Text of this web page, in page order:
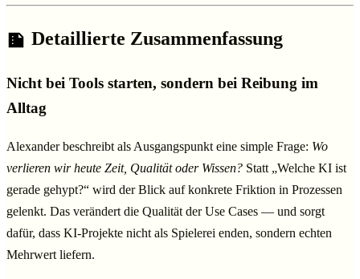
Detaillierte Zusammenfassung
Nicht bei Tools starten, sondern bei Reibung im
Alltag
Alexander beschreibt als Ausgangspunkt eine simple Frage: Wo
verlieren wir heute Zeit, Qualität oder Wissen? Statt „Welche KI ist
gerade gehypt?“ wird der Blick auf konkrete Friktion in Prozessen
gelenkt. Das verändert die Qualität der Use Cases — und sorgt
dafür, dass KI-Projekte nicht als Spielerei enden, sondern echten
Mehrwert liefern.